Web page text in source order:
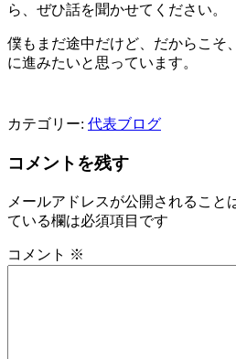
ら、ぜひ話を聞かせてください。
僕もまだ途中だけど、だからこそ
に進みたいと思っています。
カテゴリー: 代表ブログ
コメントを残す
メールアドレスが公開されること
ている欄は必須項目です
コメント ※